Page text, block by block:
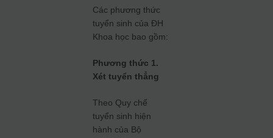
Các phương thức
tuyển sinh của ĐH
Khoa học bao gồm:
Phương thức 1.
Xét tuyển thẳng
Theo Quy chế
tuyển sinh hiện
hành của Bộ